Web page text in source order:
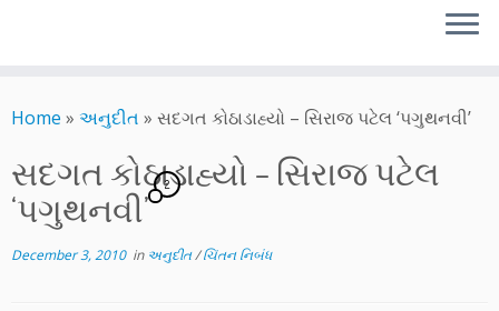
toHome » અનુદીત » સદગત કોઠાડાહ્યો – સિરાજ પટેલ ‘પગુથનવી’
સદગત કોઠાડાહ્યો – સિરાજ પટેલ
‘પગુથનવી’
2
December 3, 2010in અનુદીત/ચિંતન નિબંધ